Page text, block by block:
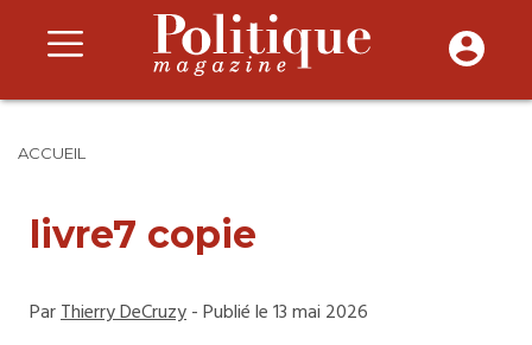
ACCUEIL
livre7 copie
ParThierry DeCruzy- Publié le 13 mai 2026